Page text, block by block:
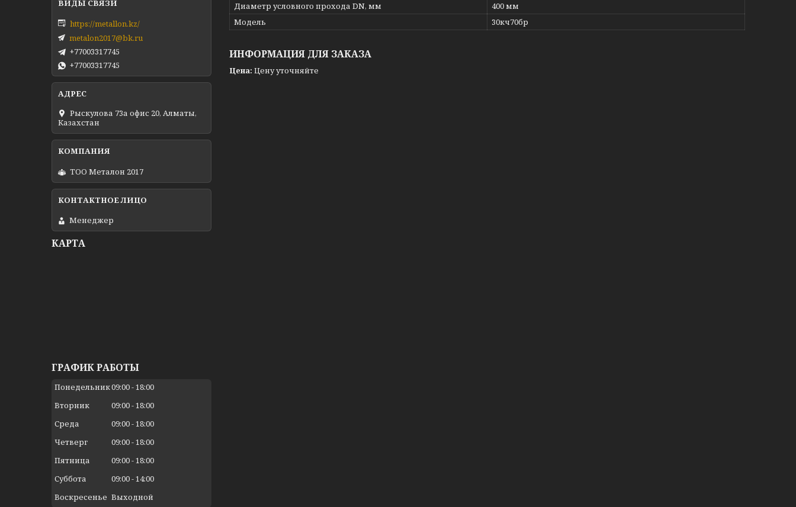
Диаметр условного прохода DN, мм
400 мм
Модель
30кч70бр
ИНФОРМАЦИЯ ДЛЯ ЗАКАЗА
Цена: Цену уточняйте
https://metallon.kz/
metalon2017@bk.ru
+77003317745
+77003317745
Рыскулова 73а офис 20, Алматы,
Казахстан
ТОО Металон 2017
Менеджер
КАРТА
ГРАФИК РАБОТЫ
Понедельник09:00 18:00
Вторник
09:00 18:00
Среда
09:00 18:00
Четверг
09:00 18:00
Пятница
09:00 18:00
Суббота
09:00 14:00
Воскресенье Выходной